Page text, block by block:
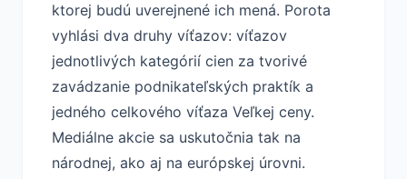
ktorej budú uverejnené ich mená. Porota
vyhlási dva druhy víťazov: víťazov
jednotlivých kategórií cien za tvorivé
zavádzanie podnikateľských praktík a
jedného celkového víťaza Veľkej ceny.
Mediálne akcie sa uskutočnia tak na
národnej, ako aj na európskej úrovni.